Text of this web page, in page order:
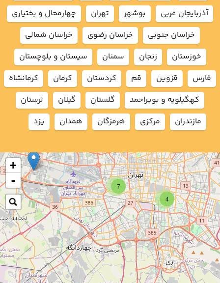
7
4
+
-
آذربايجان غربي
بوشهر تهران
چهارمحال و بختياري
خراسان جنوبي
خراسان رضوي
خراسان شمالي
خوزستان
زنجان سمنان
سيستان و بلوچستان
فارس
قزوين قم كردستان كرمان
كرمانشاه
كهگيلويه و بويراحمد
گلستان گيلان
لرستان
مازندران
مركزي هرمزگان همدان يزد